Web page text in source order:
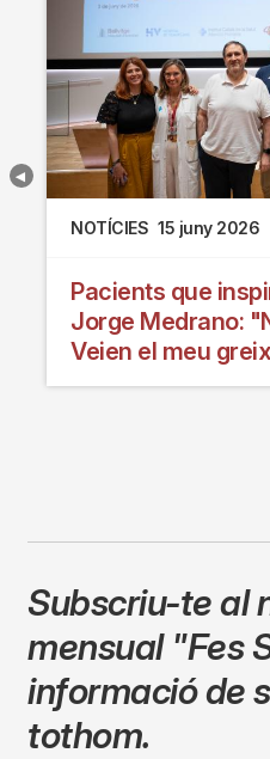
NOTÍCIES 15 juny 2026
Pacients que
Jorge Medrano:
Veien el meu
Subscriu-te al
mensual "Fes
informació de
tothom.